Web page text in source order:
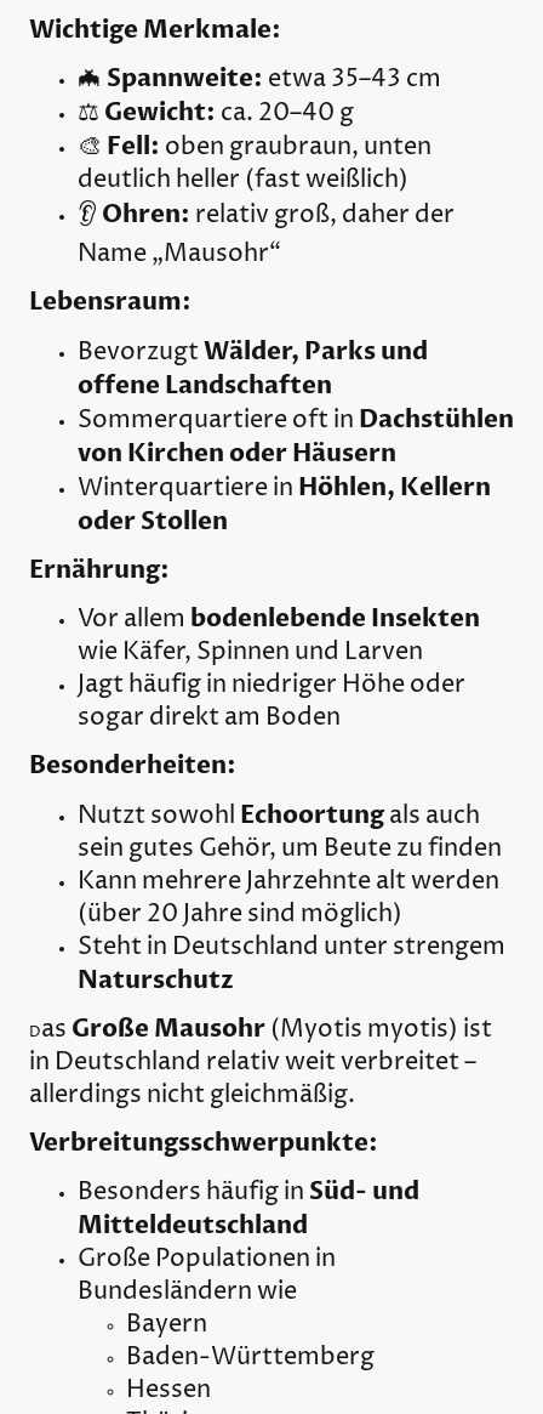
Wichtige Merkmale:
🦇 Spannweite: etwa 35–43 cm
⚖️ Gewicht: ca. 20–40 g
🎨 Fell: oben graubraun, unten
deutlich heller (fast weißlich)
👂 Ohren: relativ groß, daher der
Name „Mausohr“
Lebensraum:
BevorzugtWälder, Parks und
offene Landschaften
Sommerquartiere oft in Dachstühlen
von Kirchen oder Häusern
Winterquartiere in Höhlen, Kellern
oder Stollen
Ernährung:
Vor allem bodenlebende Insekten
wie Käfer, Spinnen und Larven
Jagt häufig in niedriger Höhe oder
sogar direkt am Boden
Besonderheiten:
Nutzt sowohl Echoortungals auch
sein gutes Gehör, um Beute zu finden
Kann mehrere Jahrzehnte alt werden
(über 20 Jahre sind möglich)
Steht in Deutschland unter strengem
Naturschutz
Das Große Mausohr (Myotis myotis) ist
in Deutschland relativ weit verbreitet –
allerdings nicht gleichmäßig.
Verbreitungsschwerpunkte:
Besonders häufig in Süd- und
Mitteldeutschland
Große Populationen in
Bundesländern wie
Bayern
Baden-Württemberg
Hessen